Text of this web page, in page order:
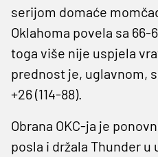
serijom domaće
Oklahoma povela sa
toga više nije uspjela
prednost je, uglavnom,
+26 (114-88).
Obrana OKC-ja je
posla i držala Thunder u